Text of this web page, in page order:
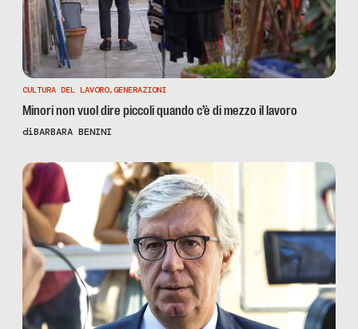
CULTURA DEL LAVORO,GENERAZIONI
Minori non vuol dire piccoli quando c’è di mezzo il lavoro
diBARBARA BENINI